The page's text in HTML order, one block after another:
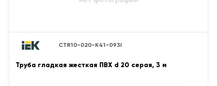
CTR10-020-K41-093I
Труба гладкая жесткая ПВХ d 20 серая, 3 м